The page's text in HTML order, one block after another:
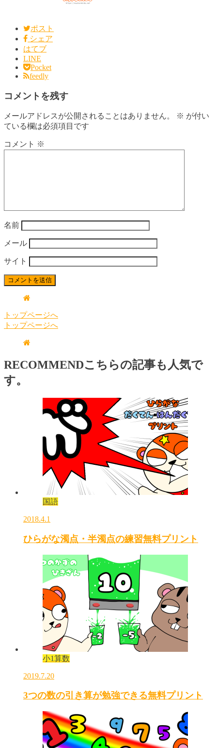
ポスト
シェア
はてブ
LINE
Pocket
feedly
コメントを残す
メールアドレスが公開されることはありません。 ※ が付い
ている欄は必須項目です
コメント ※
名前
メール
サイト
トップページへ
トップページへ
RECOMMENDこちらの記事も人気で
す。
国語
2018.4.1
ひらがな濁点・半濁点の練習無料プリント
小1算数
2019.7.20
3つの数の引き算が勉強できる無料プリント